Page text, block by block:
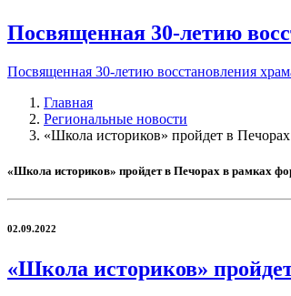
Посвященная 30-летию
Посвященная 30-летию восстановления
Главная
Региональные новости
«Школа историков» пройдет в
«Школа историков» пройдет в Печорах в рамках
02.09.2022
«Школа историков»